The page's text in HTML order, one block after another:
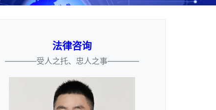
法律咨询
————受人之托、忠人之事————